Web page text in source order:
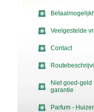
Veelgestelde
Contact
Niet goed-geld
garantie
Parfum -